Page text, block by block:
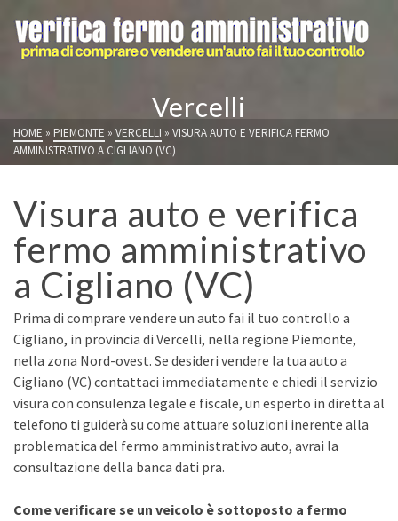
Vercelli
HOME » PIEMONTE » VERCELLI » VISURA AUTO E VERIFICA FERMO
AMMINISTRATIVO A CIGLIANO (VC)
Visura auto e verifica
fermo amministrativo
a Cigliano (VC)
Prima di comprare vendere un auto fai il tuo controllo a
Cigliano, in provincia di Vercelli, nella regione Piemonte,
nella zona Nord-ovest. Se desideri vendere la tua auto a
Cigliano (VC) contattaci immediatamente e chiedi il servizio
visura con consulenza legale e fiscale, un esperto in diretta al
telefono ti guiderà su come attuare soluzioni inerente alla
problematica del fermo amministrativo auto, avrai la
consultazione della banca dati pra.
Come verificare se un veicolo è sottoposto a fermo